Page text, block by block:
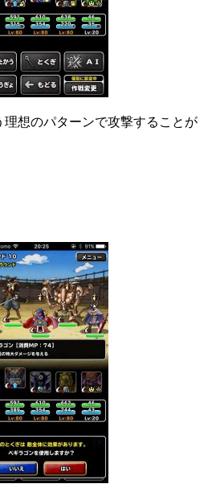
想のパターンで攻撃することが